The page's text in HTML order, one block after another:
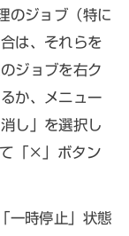
のジョブ（特に
は、それらを
ジョブを右ク
か、メニュー
し」を選択し
「×」ボタン
一時停止」状態